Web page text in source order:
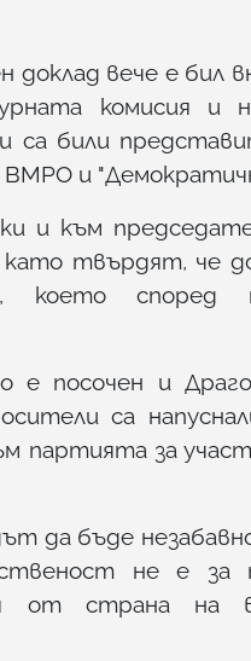
доклад вече е бил
комисия и
са били
и
и към
твърдят, че
което според
е посочен и
са
партията за
да бъде
не е за
от страна на